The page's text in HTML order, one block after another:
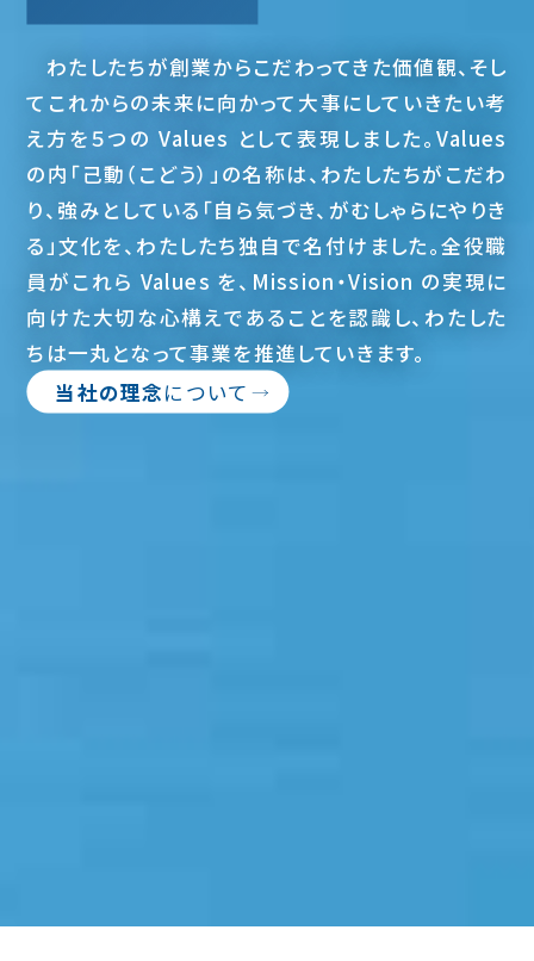
わたしたちが創業からこだわってきた価値観、そし
てこれからの未来に向かって大事にしていきたい考
え方を５つの Values として表現しました。Values
の内「己動（こどう）」の名称は、わたしたちがこだわ
り、強みとしている「自ら気づき、がむしゃらにやりき
る」文化を、わたしたち独自で名付けました。全役職
員がこれら Values を、Mission・Vision の実現に
向けた大切な心構えであることを認識し、わたした
ちは一丸となって事業を推進していきます。
当社の理念について